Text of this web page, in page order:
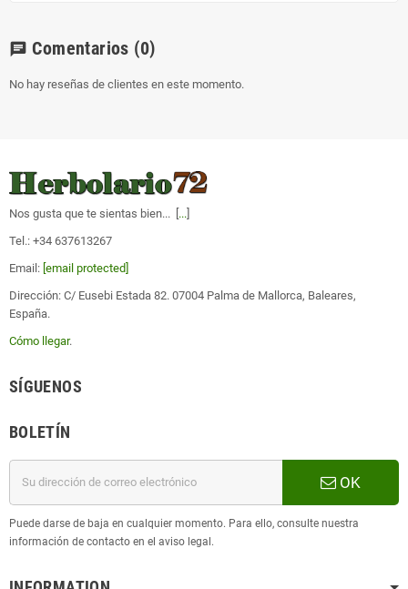
chat Comentarios (0)
No hay reseñas de clientes en este momento.
Nos gusta que te sientas bien... [...]
Tel.: +34 637613267
Email: [email protected]
Dirección: C/ Eusebi Estada 82. 07004 Palma de Mallorca, Baleares,
España.
Cómo llegar.
SÍGUENOS
BOLETÍN
OK
Puede darse de baja en cualquier momento. Para ello, consulte nuestra
información de contacto en el aviso legal.